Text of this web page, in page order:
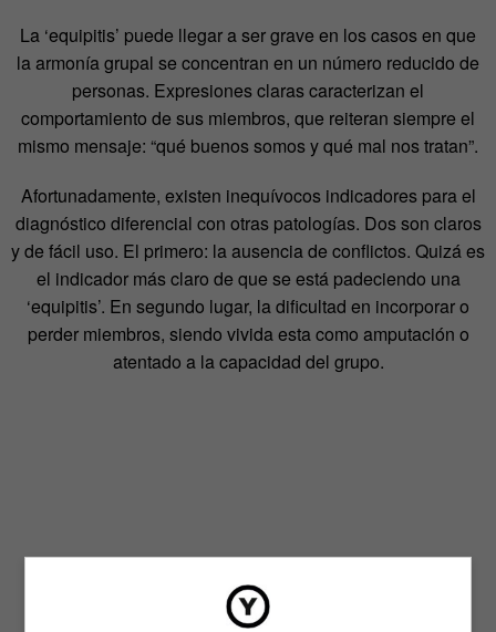
La ‘equipitis’ puede llegar a ser grave en los casos en que
la armonía grupal se concentran en un número reducido de
personas. Expresiones claras caracterizan el
comportamiento de sus miembros, que reiteran siempre el
mismo mensaje: “qué buenos somos y qué mal nos tratan”.
Afortunadamente, existen inequívocos indicadores para el
diagnóstico diferencial con otras patologías. Dos son claros
y de fácil uso. El primero: la ausencia de conflictos. Quizá es
el indicador más claro de que se está padeciendo una
‘equipitis’. En segundo lugar, la dificultad en incorporar o
perder miembros, siendo vivida esta como amputación o
atentado a la capacidad del grupo.